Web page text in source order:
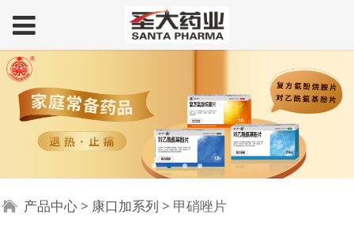
甲硝唑片
产品中心 > 康口加系列 > 甲硝唑片